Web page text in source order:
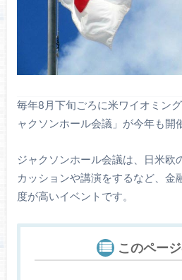
毎年8月下旬ごろに米ワイオミン
ャクソンホール会議」が今年も開
ジャクソンホール会議は、日米欧
カッションや講演をするなど、金
度が高いイベントです。
このペー